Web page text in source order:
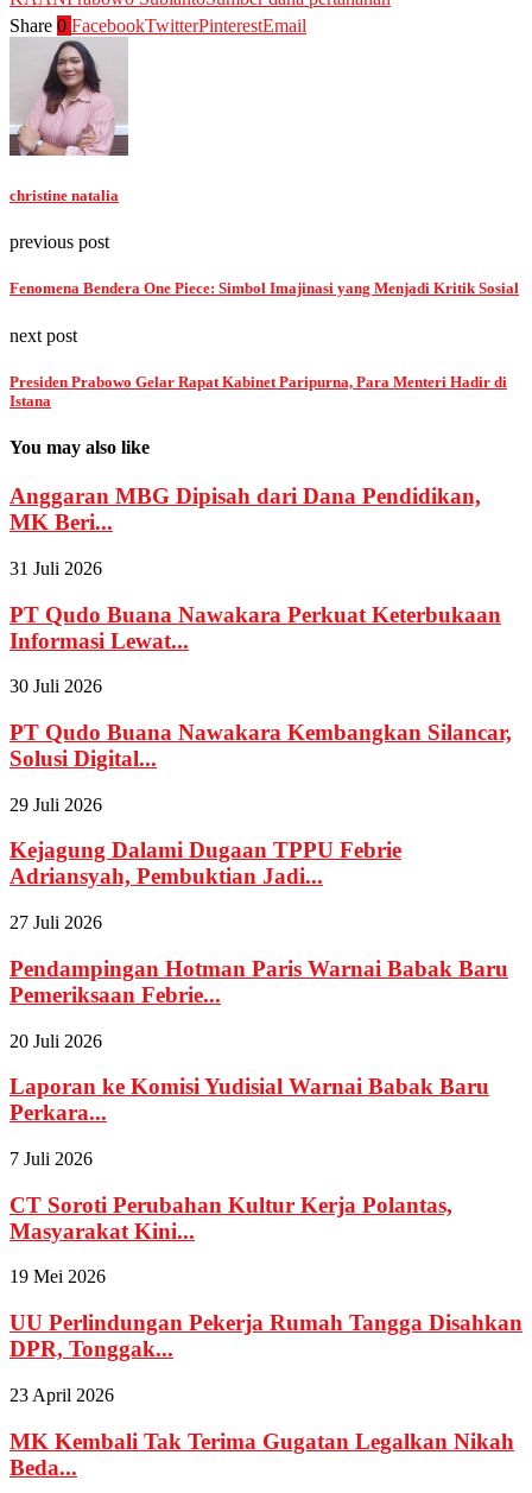
Share 0 FacebookTwitterPinterestEmail
christine natalia
previous post
Fenomena Bendera One Piece: Simbol Imajinasi yang Menjadi Kritik Sosial
next post
Presiden Prabowo Gelar Rapat Kabinet Paripurna, Para Menteri Hadir di
Istana
You may also like
Anggaran MBG Dipisah dari Dana Pendidikan,
MK Beri...
31 Juli 2026
PT Qudo Buana Nawakara Perkuat Keterbukaan
Informasi Lewat...
30 Juli 2026
PT Qudo Buana Nawakara Kembangkan Silancar,
Solusi Digital...
29 Juli 2026
Kejagung Dalami Dugaan TPPU Febrie
Adriansyah, Pembuktian Jadi...
27 Juli 2026
Pendampingan Hotman Paris Warnai Babak Baru
Pemeriksaan Febrie...
20 Juli 2026
Laporan ke Komisi Yudisial Warnai Babak Baru
Perkara...
7 Juli 2026
CT Soroti Perubahan Kultur Kerja Polantas,
Masyarakat Kini...
19 Mei 2026
UU Perlindungan Pekerja Rumah Tangga Disahkan
DPR, Tonggak...
23 April 2026
MK Kembali Tak Terima Gugatan Legalkan Nikah
Beda...